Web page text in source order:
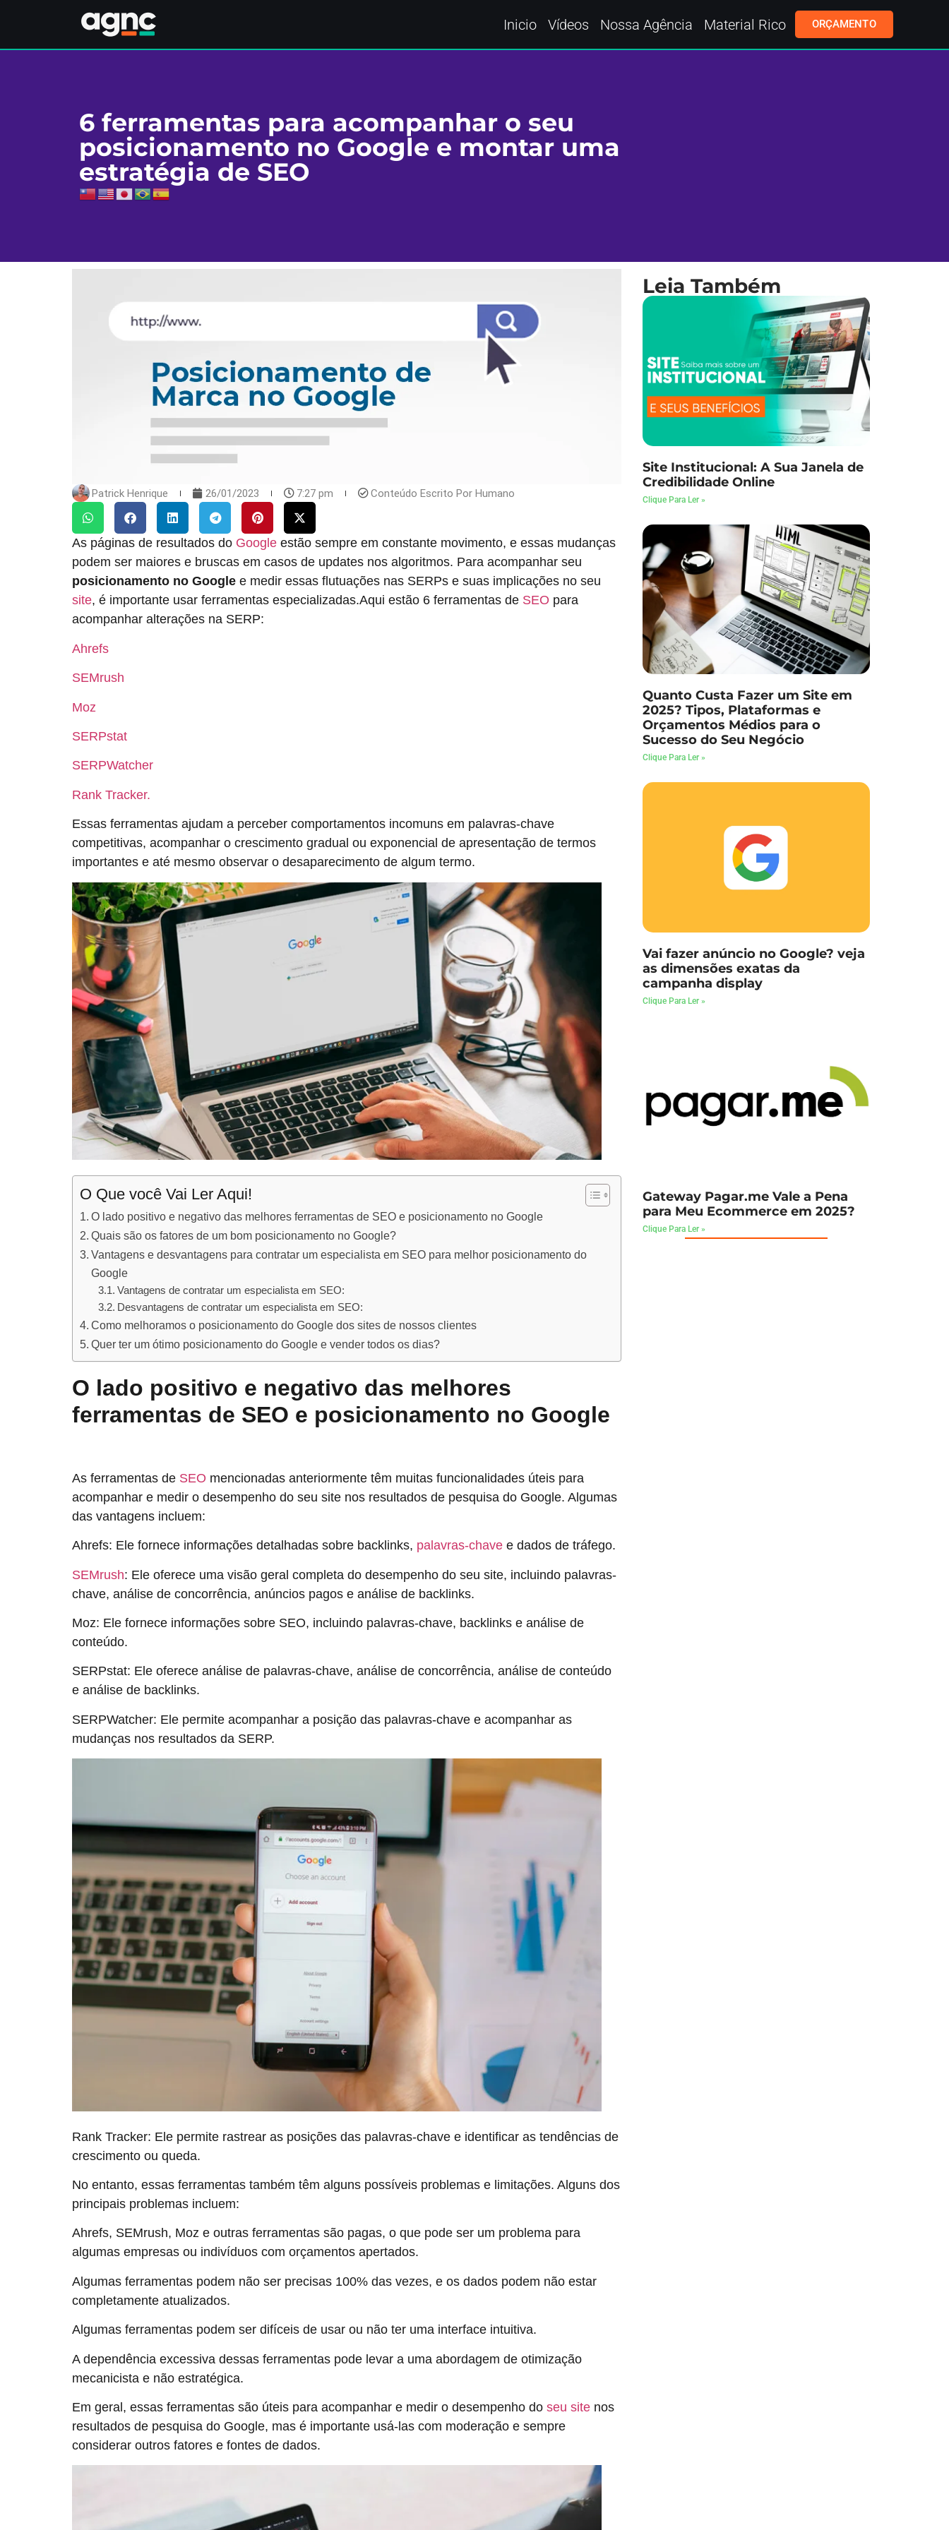
Inicio Vídeos Nossa Agência Material Rico ORÇAMENTO
6 ferramentas para acompanhar o seu
posicionamento no Google e montar uma
estratégia de SEO
Patrick Henrique 26/01/2023 7:27 pm Conteúdo Escrito Por Humano
As páginas de resultados do Google estão sempre em constante movimento, e essas mudanças
podem ser maiores e bruscas em casos de updates nos algoritmos. Para acompanhar seu
posicionamento no Google e medir essas flutuações nas SERPs e suas implicações no seu
site, é importante usar ferramentas especializadas.Aqui estão 6 ferramentas de SEO para
acompanhar alterações na SERP:
Ahrefs
SEMrush
Moz
SERPstat
SERPWatcher
Rank Tracker.
Essas ferramentas ajudam a perceber comportamentos incomuns em palavras-chave
competitivas, acompanhar o crescimento gradual ou exponencial de apresentação de termos
importantes e até mesmo observar o desaparecimento de algum termo.
O Que você Vai Ler Aqui!
O lado positivo e negativo das melhores ferramentas de SEO e posicionamento no Google
Quais são os fatores de um bom posicionamento no Google?
Vantagens e desvantagens para contratar um especialista em SEO para melhor posicionamento do
Google
Vantagens de contratar um especialista em SEO:
Desvantagens de contratar um especialista em SEO:
Como melhoramos o posicionamento do Google dos sites de nossos clientes
Quer ter um ótimo posicionamento do Google e vender todos os dias?
O lado positivo e negativo das melhores
ferramentas de SEO e posicionamento no Google
As ferramentas de SEO mencionadas anteriormente têm muitas funcionalidades úteis para
acompanhar e medir o desempenho do seu site nos resultados de pesquisa do Google. Algumas
das vantagens incluem:
Ahrefs: Ele fornece informações detalhadas sobre backlinks, palavras-chave e dados de tráfego.
SEMrush: Ele oferece uma visão geral completa do desempenho do seu site, incluindo palavras-
chave, análise de concorrência, anúncios pagos e análise de backlinks.
Moz: Ele fornece informações sobre SEO, incluindo palavras-chave, backlinks e análise de
conteúdo.
SERPstat: Ele oferece análise de palavras-chave, análise de concorrência, análise de conteúdo
e análise de backlinks.
SERPWatcher: Ele permite acompanhar a posição das palavras-chave e acompanhar as
mudanças nos resultados da SERP.
Rank Tracker: Ele permite rastrear as posições das palavras-chave e identificar as tendências de
crescimento ou queda.
No entanto, essas ferramentas também têm alguns possíveis problemas e limitações. Alguns dos
principais problemas incluem:
Ahrefs, SEMrush, Moz e outras ferramentas são pagas, o que pode ser um problema para
algumas empresas ou indivíduos com orçamentos apertados.
Algumas ferramentas podem não ser precisas 100% das vezes, e os dados podem não estar
completamente atualizados.
Algumas ferramentas podem ser difíceis de usar ou não ter uma interface intuitiva.
A dependência excessiva dessas ferramentas pode levar a uma abordagem de otimização
mecanicista e não estratégica.
Em geral, essas ferramentas são úteis para acompanhar e medir o desempenho do seu site nos
resultados de pesquisa do Google, mas é importante usá-las com moderação e sempre
considerar outros fatores e fontes de dados.
Site Institucional: A Sua Janela de
Credibilidade Online
Clique Para Ler »
Quanto Custa Fazer um Site em
2025? Tipos, Plataformas e
Orçamentos Médios para o
Sucesso do Seu Negócio
Clique Para Ler »
Vai fazer anúncio no Google? veja
as dimensões exatas da
campanha display
Clique Para Ler »
Gateway Pagar.me Vale a Pena
para Meu Ecommerce em 2025?
Clique Para Ler »
Leia Também